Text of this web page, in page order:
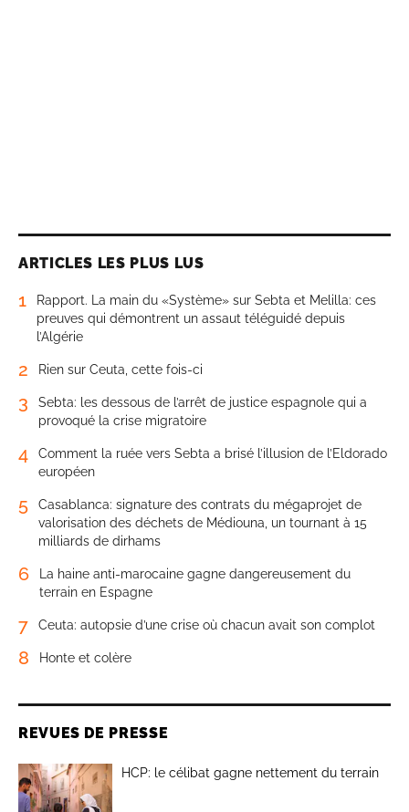
ARTICLES LES PLUS LUS
1
Rapport. La main du «Système» sur Sebta et Melilla: ces
preuves qui démontrent un assaut téléguidé depuis
l’Algérie
2 Rien sur Ceuta, cette fois-ci
3
Sebta: les dessous de l’arrêt de justice espagnole qui a
provoqué la crise migratoire
4
Comment la ruée vers Sebta a brisé l’illusion de l’Eldorado
européen
5
Casablanca: signature des contrats du mégaprojet de
valorisation des déchets de Médiouna, un tournant à 15
milliards de dirhams
6
La haine anti-marocaine gagne dangereusement du
terrain en Espagne
7 Ceuta: autopsie d’une crise où chacun avait son complot
8 Honte et colère
REVUES DE PRESSE
HCP: le célibat gagne nettement du terrain